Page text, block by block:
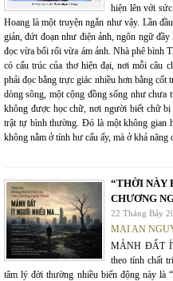
hiện lên với
Hoang là một truyện ngắn như vậy. Lần
giản, đứt đoạn như điện ảnh, ngôn ngữ
đọc vừa bối rối vừa ám ảnh. Nhà phê bình
có cấu trúc của thơ hiện đại, nơi mỗi câu
phải đọc bằng trực giác nhiều hơn bằng
dòng sông, một cộng đồng sống như chưa
không được học chữ, nơi người biết chữ
trật tự bình thường. Đó là một không gian
không nằm ở tính hư cấu ấy, mà ở khả
“THỜI NÀY
CHƯƠNG
22 Tháng Bảy
MAI AN
MẢNH ĐẤT
theo tính chất
tâm lý đời thường nhiều biến động này là